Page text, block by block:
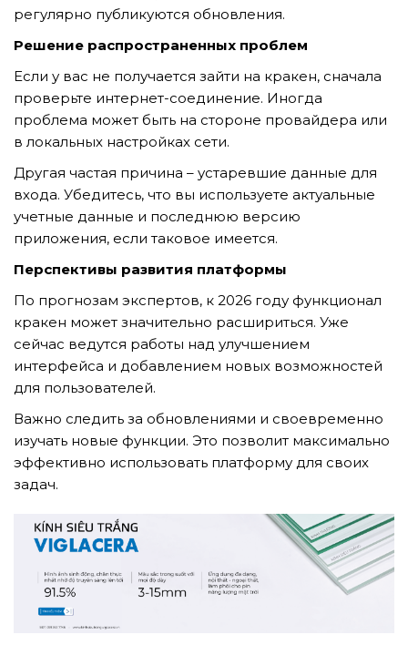
регулярно публикуются обновления.
Решение распространенных проблем
Если у вас не получается зайти на кракен, сначала
проверьте интернет-соединение. Иногда
проблема может быть на стороне провайдера или
в локальных настройках сети.
Другая частая причина – устаревшие данные для
входа. Убедитесь, что вы используете актуальные
учетные данные и последнюю версию
приложения, если таковое имеется.
Перспективы развития платформы
По прогнозам экспертов, к 2026 году функционал
кракен может значительно расшириться. Уже
сейчас ведутся работы над улучшением
интерфейса и добавлением новых возможностей
для пользователей.
Важно следить за обновлениями и своевременно
изучать новые функции. Это позволит максимально
эффективно использовать платформу для своих
задач.